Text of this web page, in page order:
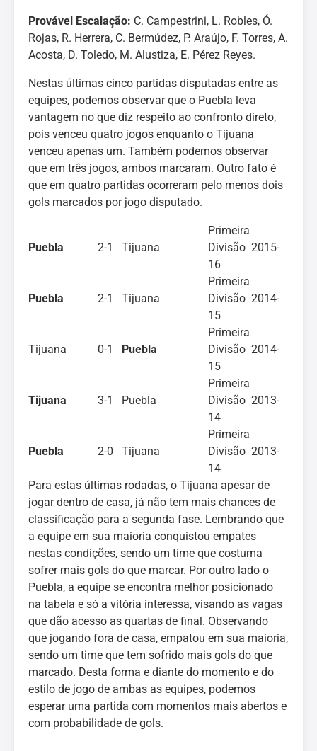
Provável Escalação: C. Campestrini, L. Robles, Ó.
Rojas, R. Herrera, C. Bermúdez, P. Araújo, F. Torres, A.
Acosta, D. Toledo, M. Alustiza, E. Pérez Reyes.
Nestas últimas cinco partidas disputadas entre as
equipes, podemos observar que o Puebla leva
vantagem no que diz respeito ao confronto direto,
pois venceu quatro jogos enquanto o Tijuana
venceu apenas um. Também podemos observar
que em três jogos, ambos marcaram. Outro fato é
que em quatro partidas ocorreram pelo menos dois
gols marcados por jogo disputado.
Puebla 2-1 Tijuana
Primeira
Divisão 2015-
16
Puebla 2-1 Tijuana
Primeira
Divisão 2014-
15
Tijuana 0-1 Puebla
Primeira
Divisão 2014-
15
Tijuana 3-1 Puebla
Primeira
Divisão 2013-
14
Puebla 2-0 Tijuana
Primeira
Divisão 2013-
14
Para estas últimas rodadas, o Tijuana apesar de
jogar dentro de casa, já não tem mais chances de
classificação para a segunda fase. Lembrando que
a equipe em sua maioria conquistou empates
nestas condições, sendo um time que costuma
sofrer mais gols do que marcar. Por outro lado o
Puebla, a equipe se encontra melhor posicionado
na tabela e só a vitória interessa, visando as vagas
que dão acesso as quartas de final. Observando
que jogando fora de casa, empatou em sua maioria,
sendo um time que tem sofrido mais gols do que
marcado. Desta forma e diante do momento e do
estilo de jogo de ambas as equipes, podemos
esperar uma partida com momentos mais abertos e
com probabilidade de gols.